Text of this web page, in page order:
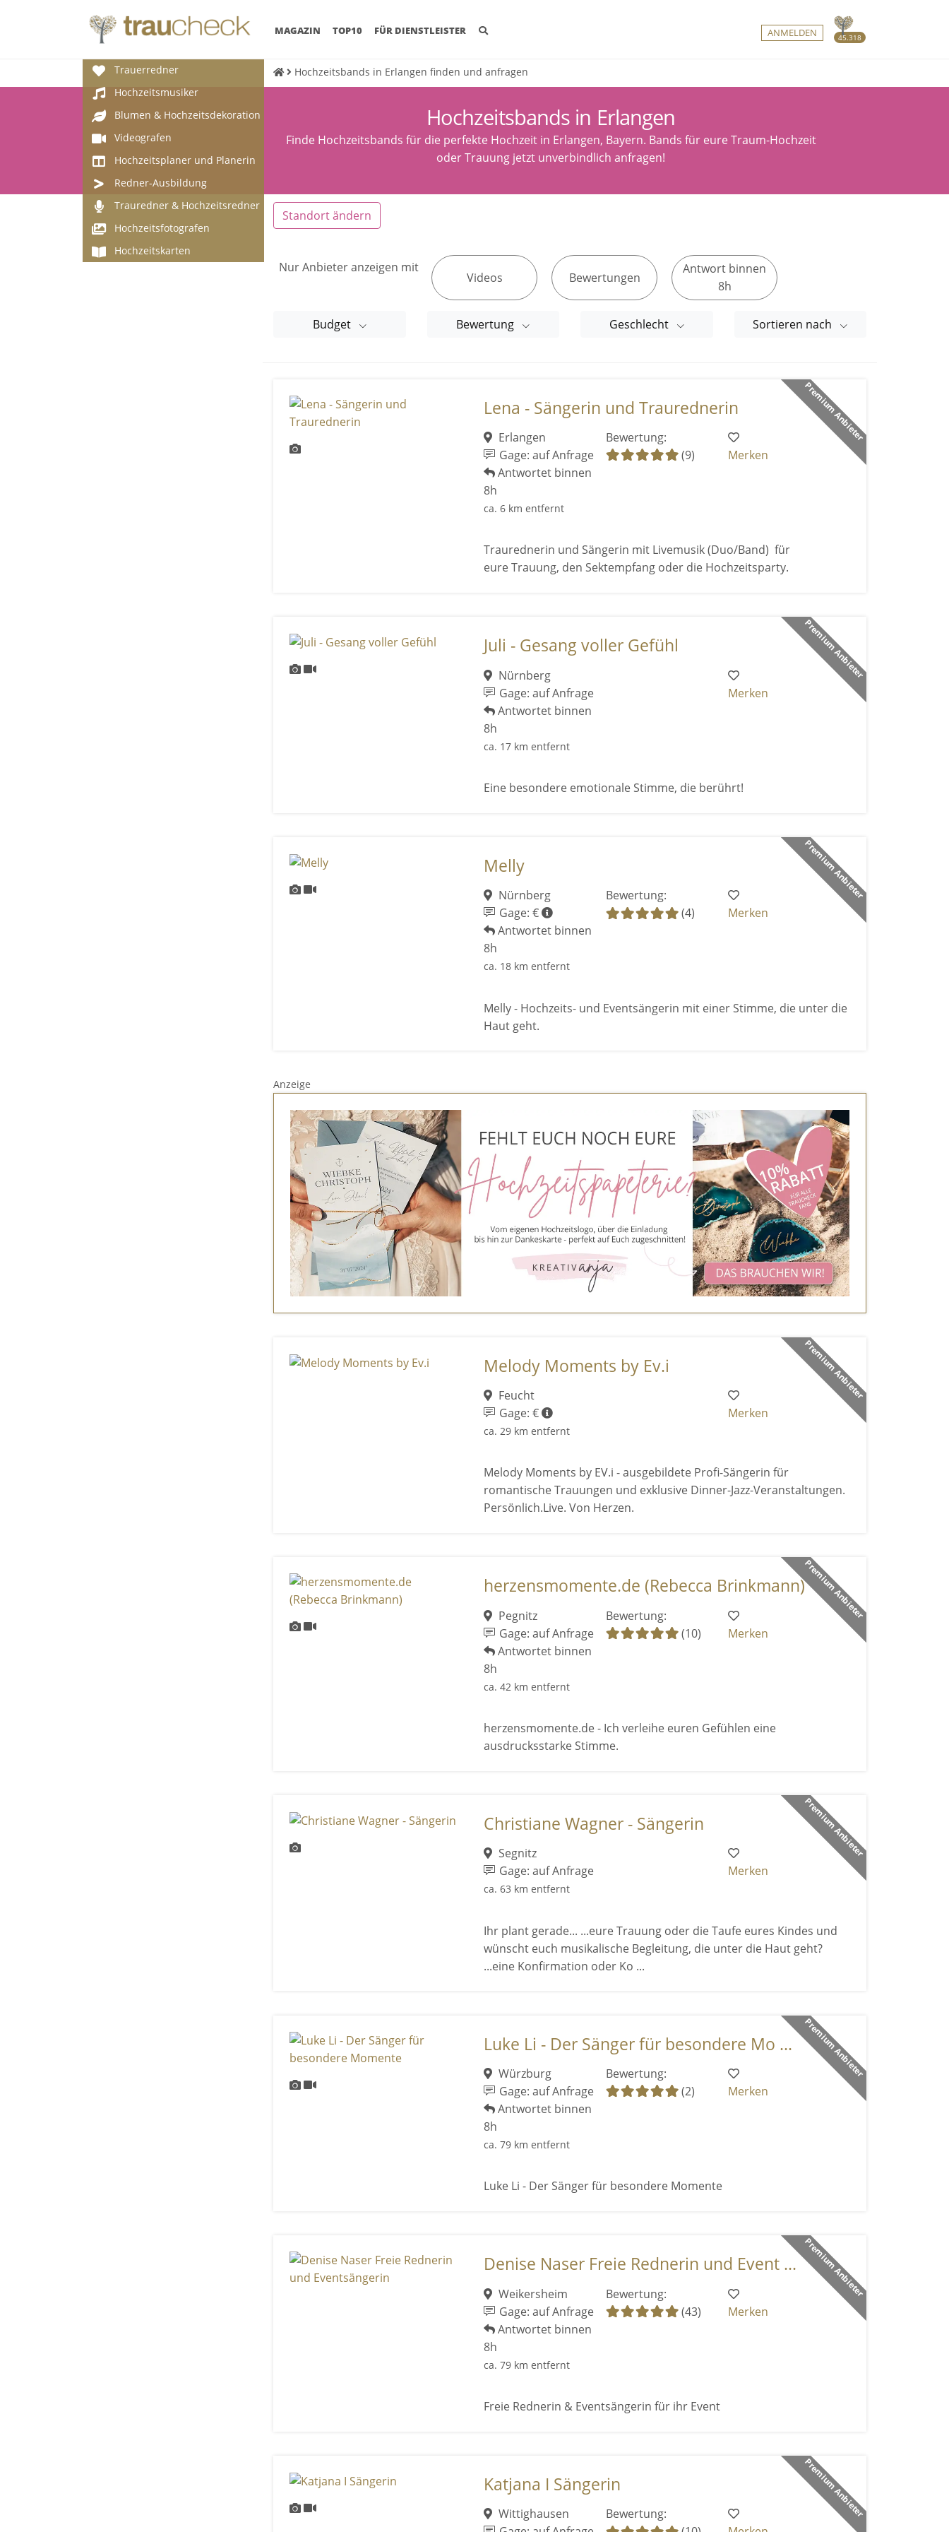
45.318
MAGAZIN (CURRENT)
TOP10 FÜR DIENSTLEISTER ANMELDEN
Trauerredner
Hochzeitsmusiker
Blumen & Hochzeitsdekoration
Videografen
Hochzeitsplaner und Planerin
Redner-Ausbildung
Trauredner & Hochzeitsredner
Hochzeitsfotografen
Hochzeitskarten
Hochzeitsbands in Erlangen finden und anfragen
Hochzeitsbands in Erlangen
Finde Hochzeitsbands für die perfekte Hochzeit in Erlangen, Bayern. Bands für eure Traum-Hochzeit
oder Trauung jetzt unverbindlich anfragen!
Standort ändern
Nur Anbieter anzeigen mit
Videos Bewertungen
Antwort binnen
8h
Budget Bewertung Geschlecht Sortieren nach
Premium Anbieter
Lena - Sängerin und Traurednerin
Erlangen
Gage: auf Anfrage
Antwortet binnen
8h
ca. 6 km entfernt
Bewertung:
(9)
Merken
Traurednerin und Sängerin mit Livemusik (Duo/Band) für
eure Trauung, den Sektempfang oder die Hochzeitsparty.
Premium Anbieter
Juli - Gesang voller Gefühl
Nürnberg
Gage: auf Anfrage
Antwortet binnen
8h
ca. 17 km entfernt
Merken
Eine besondere emotionale Stimme, die berührt!
Premium Anbieter
Melly
Nürnberg
Gage: €
Antwortet binnen
8h
ca. 18 km entfernt
Bewertung:
(4)
Merken
Melly - Hochzeits- und Eventsängerin mit einer Stimme, die unter die
Haut geht.
Anzeige
Premium Anbieter
Melody Moments by Ev.i
Feucht
Gage: €
ca. 29 km entfernt
Merken
Melody Moments by EV.i - ausgebildete Profi-Sängerin für
romantische Trauungen und exklusive Dinner-Jazz-Veranstaltungen.
Persönlich.Live. Von Herzen.
Premium Anbieter
herzensmomente.de (Rebecca Brinkmann)
Pegnitz
Gage: auf Anfrage
Antwortet binnen
8h
ca. 42 km entfernt
Bewertung:
(10)
Merken
herzensmomente.de - Ich verleihe euren Gefühlen eine
ausdrucksstarke Stimme.
Premium Anbieter
Christiane Wagner - Sängerin
Segnitz
Gage: auf Anfrage
ca. 63 km entfernt
Merken
Ihr plant gerade... ...eure Trauung oder die Taufe eures Kindes und
wünscht euch musikalische Begleitung, die unter die Haut geht?
...eine Konfirmation oder Ko ...
Premium Anbieter
Luke Li - Der Sänger für besondere Mo ...
Würzburg
Gage: auf Anfrage
Antwortet binnen
8h
ca. 79 km entfernt
Bewertung:
(2)
Merken
Luke Li - Der Sänger für besondere Momente
Premium Anbieter
Denise Naser Freie Rednerin und Event ...
Weikersheim
Gage: auf Anfrage
Antwortet binnen
8h
ca. 79 km entfernt
Bewertung:
(43)
Merken
Freie Rednerin & Eventsängerin für ihr Event
Premium Anbieter
Katjana I Sängerin
Wittighausen
Bewertung: